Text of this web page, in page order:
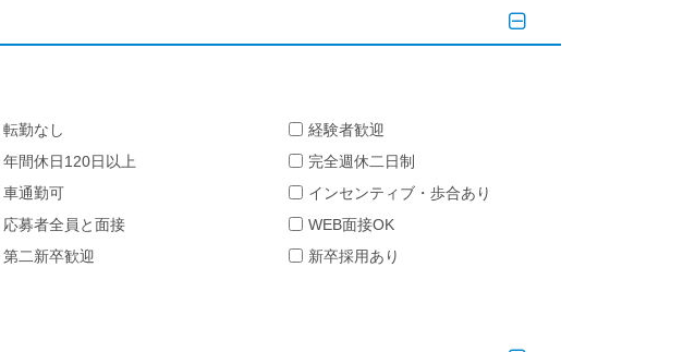
転勤なし
経験者歓迎
年間休日120日以上
完全週休二日制
車通勤可
インセンティブ・歩合あり
応募者全員と面接
WEB面接OK
第二新卒歓迎 新卒採用あり